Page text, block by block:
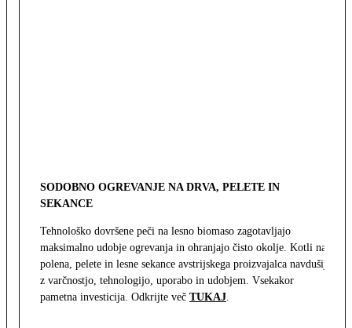
SODOBNO OGREVANJE NA DRVA, PELETE IN
SEKANCE
Tehnološko dovršene peči na lesno biomaso zagotavljajo
maksimalno udobje ogrevanja in ohranjajo čisto okolje. Kotli na
polena, pelete in lesne sekance avstrijskega proizvajalca navdušijo
z varčnostjo, tehnologijo, uporabo in udobjem. Vsekakor
pametna investicija. Odkrijte več TUKAJ